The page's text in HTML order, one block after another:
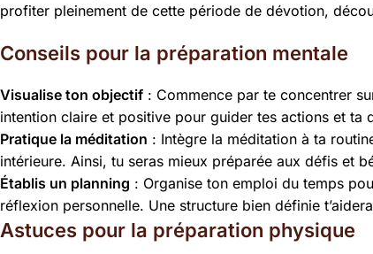
profiter pleinement de cette période de dévotion,
Conseils pour la préparation mentale
Visualise ton objectif : Commence par te concentrer
intention claire et positive pour guider tes actions et ta
Pratique la méditation : Intègre la méditation à ta
intérieure. Ainsi, tu seras mieux préparée aux défis et
Établis un planning : Organise ton emploi du temps
réflexion personnelle. Une structure bien définie
Astuces pour la préparation physique